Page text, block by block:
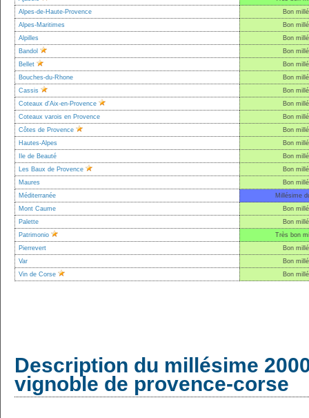
Alpes-de-Haute-Provence
Bon
Alpes-Maritimes
Bon
Alpilles
Bon
Bandol
Bon
Bellet
Bon
Bouches-du-Rhone
Bon
Cassis
Bon
Coteaux d'Aix-en-Provence
Bon
Coteaux varois en Provence
Bon
Côtes de Provence
Bon
Hautes-Alpes
Bon
Ile de Beauté
Bon
Les Baux de Provence
Bon
Maures
Bon
Méditerranée
Millésime
Mont Caume
Bon
Palette
Bon
Patrimonio
Très bon
Pierrevert
Bon
Var
Bon
Vin de Corse
Bon
Description du millésime
vignoble de provence-corse